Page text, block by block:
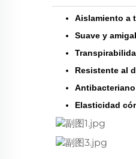
Aislamiento a
Suave y
Resistente al
Elasticidad